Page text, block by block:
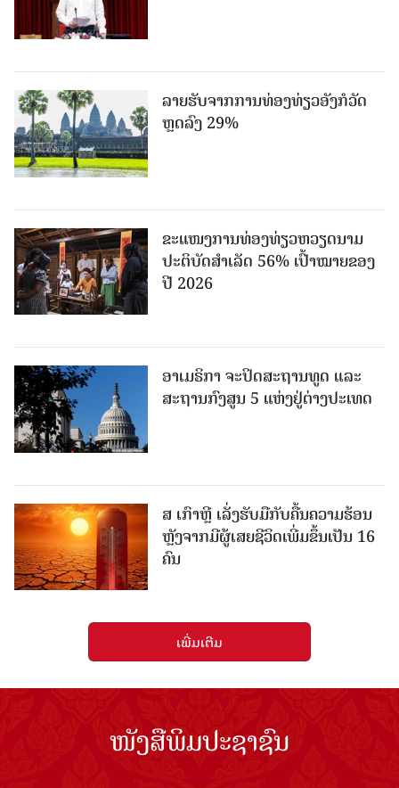
ລາຍຮັບຈາກການທ່ອງທ່ຽວອັງກໍວັດ
ຫຼດລົງ 29%
ຂະ​ແໜງ​ການ​ທ່ອງ​ທ່ຽວຫວຽດນາມ ​
ປະ​ຕິ​ບັດ​ສຳ​ເລັດ 56% ເປົ້າ​ໝາຍຂອງ
ປີ 2026
ອາເມຣິກາ ຈະປິດສະຖານທູດ ແ​ລະ
ສະຖານກົງສູນ 5 ແຫ່ງ​ຢູ່​ຕ່າງ​ປະ​ເທດ
ສ ເກົາຫຼີ ເລັ່ງຮັບມືກັບຄື້ນຄວາມຮ້ອນ
ຫຼັງຈາກມີຜູ້ເສຍຊີວິດເພີ່ມຂຶ້ນເປັນ 16
ຄົນ
ເພີ່ມເຕີມ
ໜັງສືພິມປະຊາຊົນ